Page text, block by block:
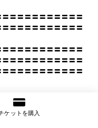
〓〓〓〓〓〓〓〓〓〓
〓〓〓〓〓〓〓〓〓〓
〓〓〓〓〓〓〓〓〓〓
〓〓〓〓〓〓〓〓〓〓
〓〓〓〓〓〓〓〓〓〓
ケットを購入